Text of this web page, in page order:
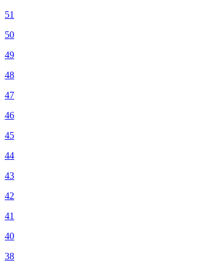
51
50
49
48
47
46
45
44
43
42
41
40
38